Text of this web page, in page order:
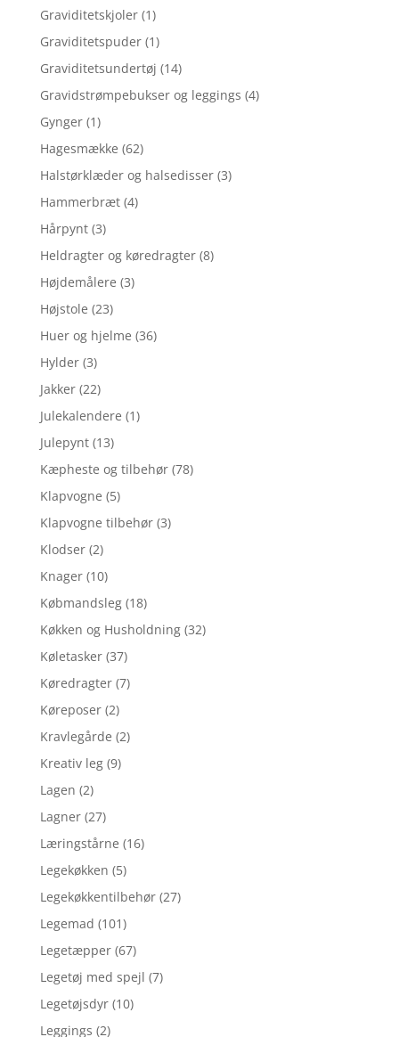
Graviditetskjoler (1)
Graviditetspuder (1)
Graviditetsundertøj (14)
Gravidstrømpebukser og leggings (4)
Gynger (1)
Hagesmække (62)
Halstørklæder og halsedisser (3)
Hammerbræt (4)
Hårpynt (3)
Heldragter og køredragter (8)
Højdemålere (3)
Højstole (23)
Huer og hjelme (36)
Hylder (3)
Jakker (22)
Julekalendere (1)
Julepynt (13)
Kæpheste og tilbehør (78)
Klapvogne (5)
Klapvogne tilbehør (3)
Klodser (2)
Knager (10)
Købmandsleg (18)
Køkken og Husholdning (32)
Køletasker (37)
Køredragter (7)
Køreposer (2)
Kravlegårde (2)
Kreativ leg (9)
Lagen (2)
Lagner (27)
Læringstårne (16)
Legekøkken (5)
Legekøkkentilbehør (27)
Legemad (101)
Legetæpper (67)
Legetøj med spejl (7)
Legetøjsdyr (10)
Leggings (2)